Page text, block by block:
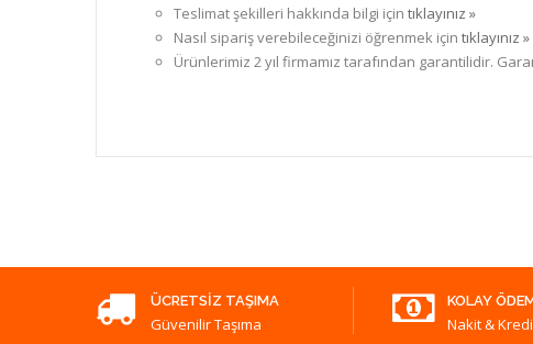
Teslimat şekilleri hakkında bilgi için tıklayınız »
Nasıl sipariş verebileceğinizi öğrenmek için tıklayınız »
Ürünlerimiz 2 yıl firmamız tarafından garantilidir.
ÜCRETSIZ TAŞIMA
Güvenilir Taşıma
KOLAY
Nakit & Kredi